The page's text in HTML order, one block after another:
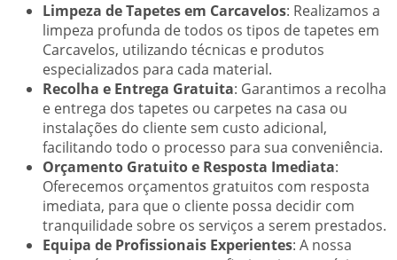
Limpeza de Tapetes em Carcavelos: Realizamos a
limpeza profunda de todos os tipos de tapetes em
Carcavelos, utilizando técnicas e produtos
especializados para cada material.
Recolha e Entrega Gratuita: Garantimos a recolha
e entrega dos tapetes ou carpetes na casa ou
instalações do cliente sem custo adicional,
facilitando todo o processo para sua conveniência.
Orçamento Gratuito e Resposta Imediata:
Oferecemos orçamentos gratuitos com resposta
imediata, para que o cliente possa decidir com
tranquilidade sobre os serviços a serem prestados.
Equipa de Profissionais Experientes: A nossa